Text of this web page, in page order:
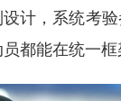
计，系统考
都能在统一